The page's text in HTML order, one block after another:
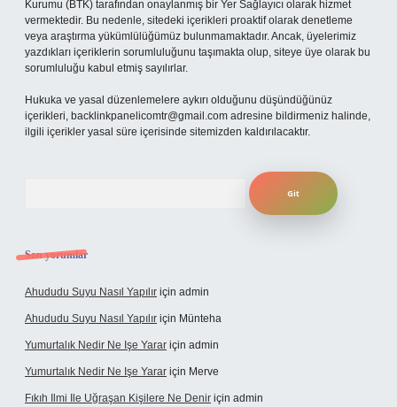
Kurumu (BTK) tarafından onaylanmış bir Yer Sağlayıcı olarak hizmet
vermektedir. Bu nedenle, sitedeki içerikleri proaktif olarak denetleme
veya araştırma yükümlülüğümüz bulunmamaktadır. Ancak, üyelerimiz
yazdıkları içeriklerin sorumluluğunu taşımakta olup, siteye üye olarak bu
sorumluluğu kabul etmiş sayılırlar.
Hukuka ve yasal düzenlemelere aykırı olduğunu düşündüğünüz
içerikleri, backlinkpanelicomtr@gmail.com adresine bildirmeniz halinde,
ilgili içerikler yasal süre içerisinde sitemizden kaldırılacaktır.
Son yorumlar
Ahududu Suyu Nasıl Yapılır için admin
Ahududu Suyu Nasıl Yapılır için Münteha
Yumurtalık Nedir Ne Işe Yarar için admin
Yumurtalık Nedir Ne Işe Yarar için Merve
Fıkıh Ilmi Ile Uğraşan Kişilere Ne Denir için admin